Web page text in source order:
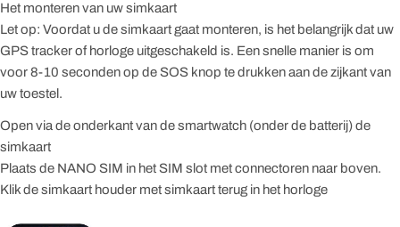
Het monteren van uw simkaart
Let op: Voordat u de simkaart gaat monteren, is het belangrijk dat uw
GPS tracker of horloge uitgeschakeld is. Een snelle manier is om
voor 8-10 seconden op de SOS knop te drukken aan de zijkant van
uw toestel.
Open via de onderkant van de smartwatch (onder de batterij) de
simkaart
Plaats de NANO SIM in het SIM slot met connectoren naar boven.
Klik de simkaart houder met simkaart terug in het horloge